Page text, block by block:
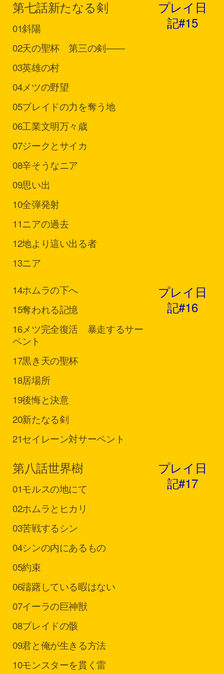
第七話新たなる剣
01斜陽
02天の聖杯 第三の剣――
03英雄の村
04メツの野望
05ブレイドの力を奪う地
06工業文明万々歳
07ジークとサイカ
08辛そうなニア
09思い出
10全弾発射
11ニアの過去
12地より這い出る者
13ニア
プレイ日
記#15
14ホムラの下へ
15奪われる記憶
16メツ完全復活 暴走するサー
ペント
17黒き天の聖杯
18居場所
19後悔と決意
20新たなる剣
21セイレーン対サーペント
プレイ日
記#16
第八話世界樹
01モルスの地にて
02ホムラとヒカリ
03苦戦するシン
04シンの内にあるもの
05約束
06躊躇している暇はない
07イーラの巨神獣
08ブレイドの骸
09君と俺が生きる方法
10モンスターを貫く雷
プレイ日
記#17